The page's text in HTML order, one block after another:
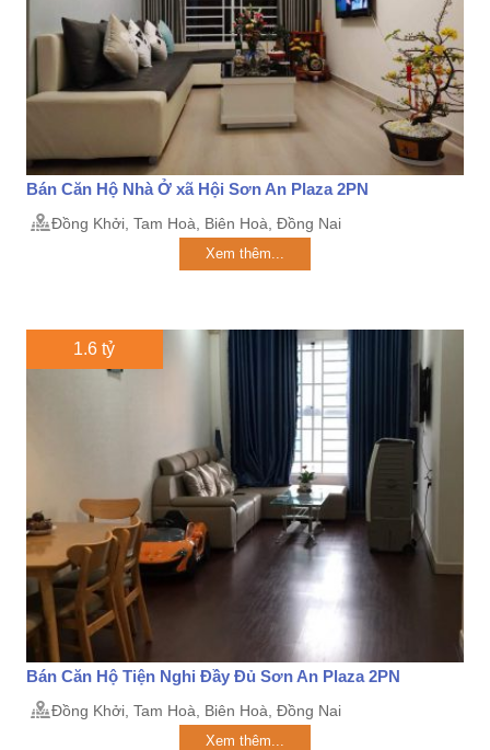
Bán Căn Hộ Nhà Ở xã Hội Sơn An Plaza 2PN
Đồng Khởi, Tam Hoà, Biên Hoà, Đồng Nai
Xem thêm...
1.6 tỷ
Bán Căn Hộ Tiện Nghi Đầy Đủ Sơn An Plaza 2PN
Đồng Khởi, Tam Hoà, Biên Hoà, Đồng Nai
Xem thêm...